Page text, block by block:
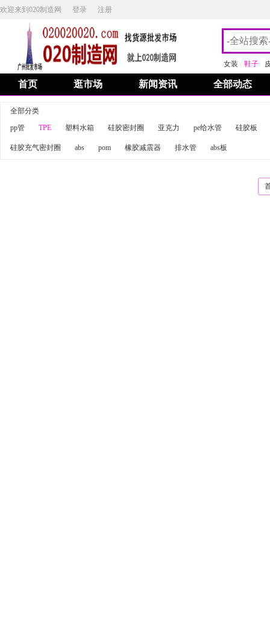
欢迎来到020制造网 登录 注册
女装 鞋子
首页 逛市场 新闻资讯 全部动态
全部分类
pp管
TPE 塑料水箱 硅胶密封圈 亚克力 pe给水管 硅胶板
硅胶充气密封圈 abs pom 橡胶减震器 排水管 abs板